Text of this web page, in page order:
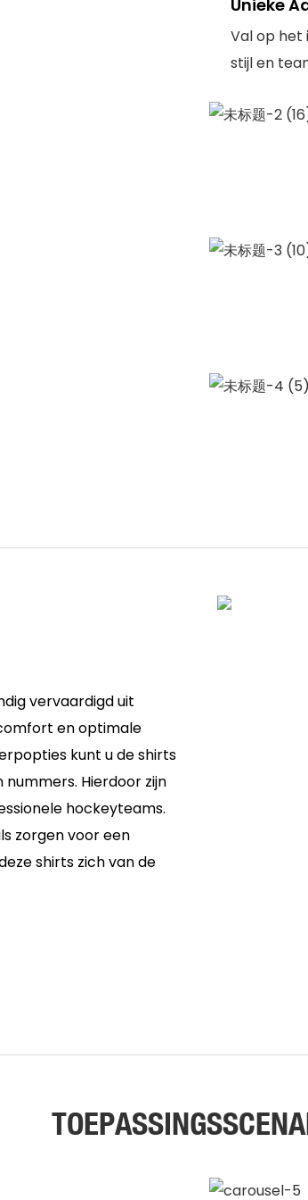
Unieke
Val op het
stijl en
vervaardigd uit
en optimale
kunt u de shirts
Hierdoor zijn
hockeyteams.
zorgen voor een
shirts zich van de